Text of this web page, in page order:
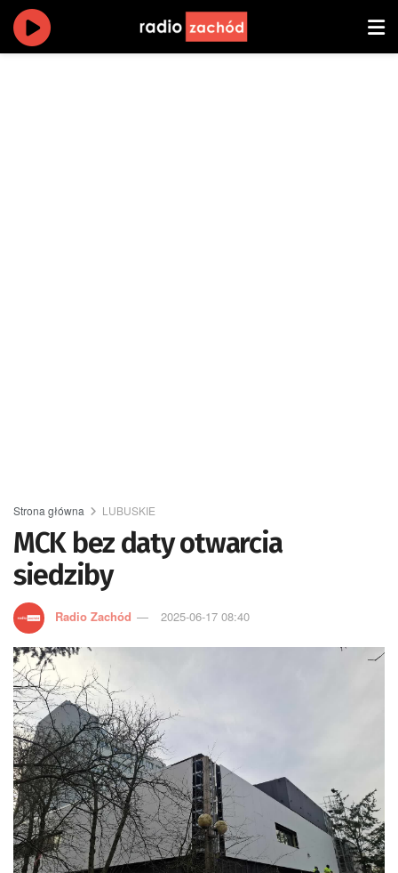
Strona główna LUBUSKIE
MCK bez daty otwarcia
siedziby
Radio Zachód 2025-06-17 08:40